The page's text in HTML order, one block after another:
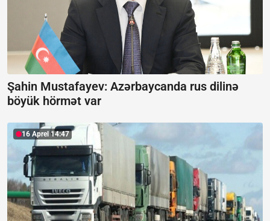
Şahin Mustafayev: Azərbaycanda rus dilinə
böyük hörmət var
16 Aprel 14:47